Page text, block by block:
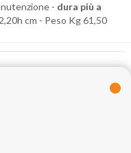
- dura più a
cm - Peso Kg 61,50